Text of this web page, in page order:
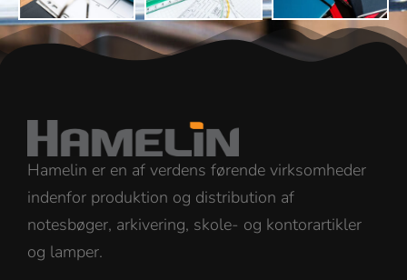
Hamelin er en af verdens førende virksomheder
indenfor produktion og distribution af
notesbøger, arkivering, skole- og kontorartikler
og lamper.